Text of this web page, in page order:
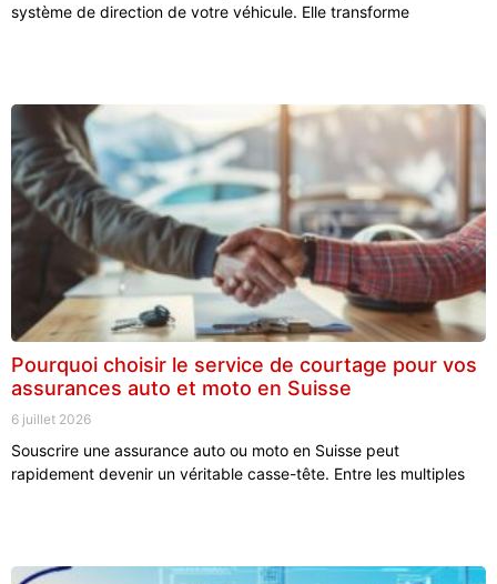
système de direction de votre véhicule. Elle transforme
Pourquoi choisir le service de courtage pour vos
assurances auto et moto en Suisse
6 juillet 2026
Souscrire une assurance auto ou moto en Suisse peut
rapidement devenir un véritable casse-tête. Entre les multiples